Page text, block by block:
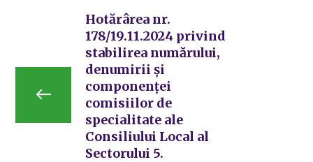
Hotărârea nr.
178/19.11.2024 privind
stabilirea numărului,
denumirii și
componenței
comisiilor de
specialitate ale
Consiliului Local al
Sectorului 5.